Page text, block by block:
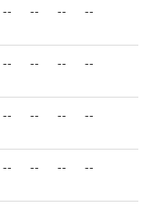
-- -- -- --
-- -- -- --
-- -- -- --
-- -- -- --